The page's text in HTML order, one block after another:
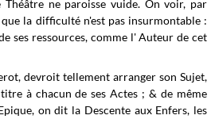
Théâtre ne paroisse vuide. On voir, par
que la difficulté n'est pas insurmontable :
ses ressources, comme l' Auteur de cet
devroit tellement arranger son Sujet,
à chacun de ses Actes ; & de même
on dit la Descente aux Enfers, les